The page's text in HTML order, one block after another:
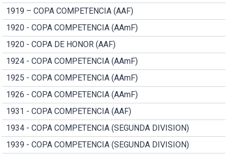
1919 – COPA COMPETENCIA (AAF)
1920 - COPA COMPETENCIA (AAmF)
1920 - COPA DE HONOR (AAF)
1924 - COPA COMPETENCIA (AAmF)
1925 - COPA COMPETENCIA (AAmF)
1926 - COPA COMPETENCIA (AAmF)
1931 - COPA COMPETENCIA (AAF)
1934 - COPA COMPETENCIA (SEGUNDA DIVISION)
1939 - COPA COMPETENCIA (SEGUNDA DIVISION)